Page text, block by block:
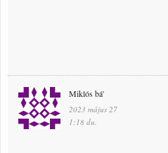
Miklós bá'
2023 május 27
1:18 du.